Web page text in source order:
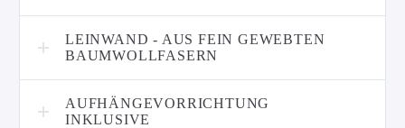
LEINWAND - AUS FEIN GEWEBTEN
BAUMWOLLFASERN
AUFHÄNGEVORRICHTUNG
INKLUSIVE